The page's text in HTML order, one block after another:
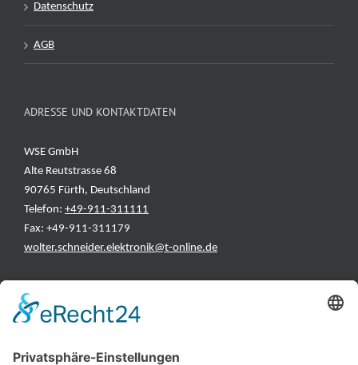
Datenschutz
AGB
ADRESSE UND KONTAKTDATEN
WSE GmbH
Alte Reutstrasse 68
90765 Fürth, Deutschland
Telefon: +49-911-311111
Fax: +49-911-311179
wolter.schneider.elektronik@t-online.de
INFORMATIONEN